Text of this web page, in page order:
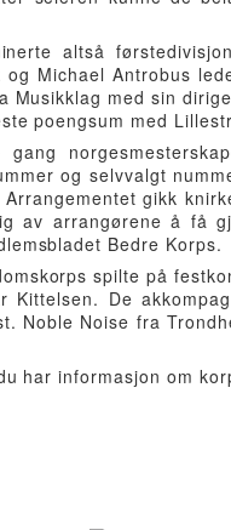
altså
og Michael Antrobus
Musikklag med sin
poengsum med
og selvvalgt
gikk
av arrangørene å få
Bedre Korps.
spilte på
Kittelsen. De
Noble Noise fra
har informasjon om